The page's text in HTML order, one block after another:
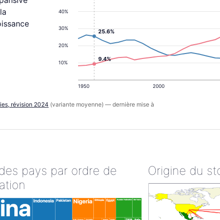
10%
20%
30%
40%
1950 2000
25.6%
9.4%
révision 2024 (variante moyenne) — dernière mise à
pays par ordre de
Origine du